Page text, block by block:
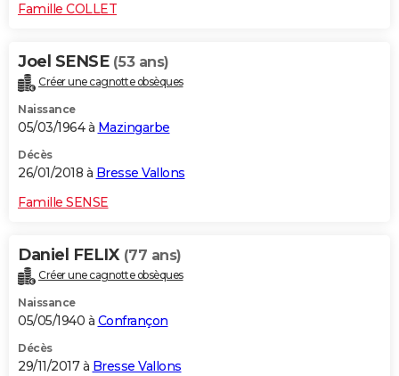
Famille COLLET
Joel SENSE (53 ans)
Créer une cagnotte obsèques
Naissance
05/03/1964 à Mazingarbe
Décès
26/01/2018 à Bresse Vallons
Famille SENSE
Daniel FELIX (77 ans)
Créer une cagnotte obsèques
Naissance
05/05/1940 à Confrançon
Décès
29/11/2017 à Bresse Vallons